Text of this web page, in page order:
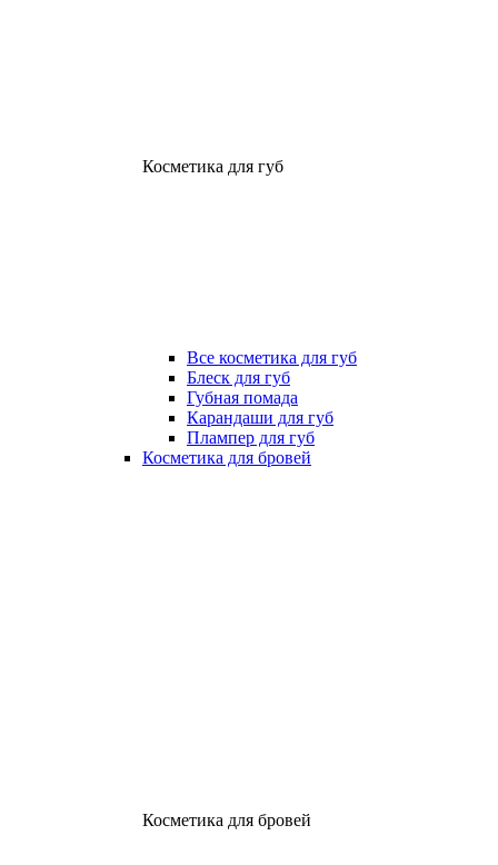
Косметика для губ
Все косметика для губ
Блеск для губ
Губная помада
Карандаши для губ
Плампер для губ
Косметика для бровей
Косметика для бровей